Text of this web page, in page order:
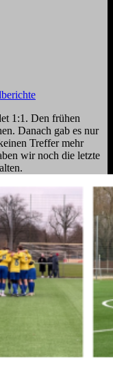
1:1. Den frühen
Danach gab es nur
Treffer mehr
wir noch die letzte